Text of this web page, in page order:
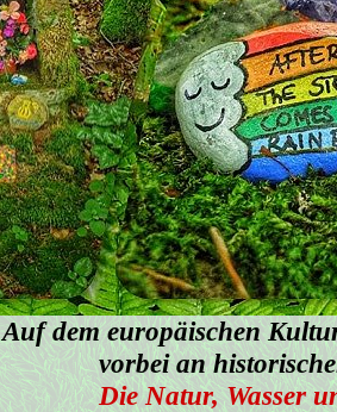
Auf dem europäischen
vorbei an
Die Natur, Wasser